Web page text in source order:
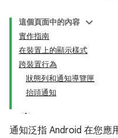
這個頁面中的內容
實作指南
在裝置上的顯示樣式
跨裝置行為
狀態列和通知導覽匣
抬頭通知
通知泛指 Android 在您應